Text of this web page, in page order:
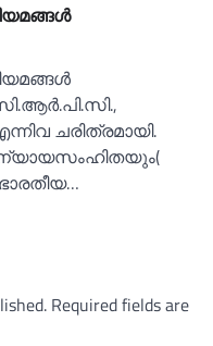
ചരിത്രമായി.
ന്യായസംഹിതയും(
Required fields are